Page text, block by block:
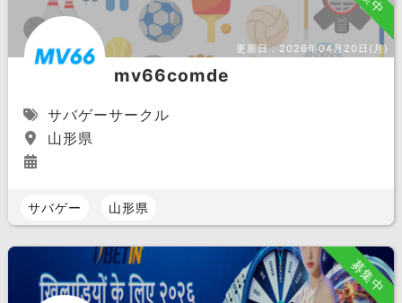
更新日：2026年04月20日(月)
mv66comde
サバゲーサークル
山形県
サバゲー 山形県
募集中